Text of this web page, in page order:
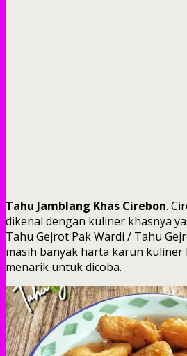
Tahu Jamblang Khas Cirebon.
dikenal dengan kuliner khasnya
Tahu Gejrot Pak Wardi / Tahu
masih banyak harta karun kuliner
menarik untuk dicoba.